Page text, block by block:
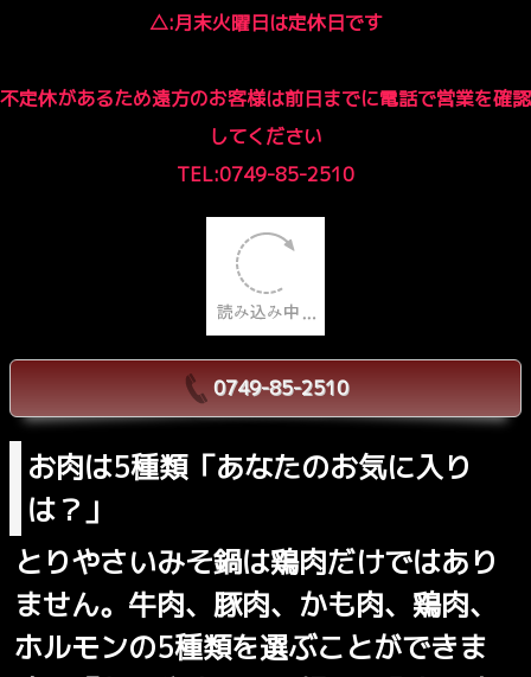
△:月末火曜日は定休日です
不定休があるため遠方のお客様は前日までに電話で営業を確認
してください
TEL:0749-85-2510
0749-85-2510